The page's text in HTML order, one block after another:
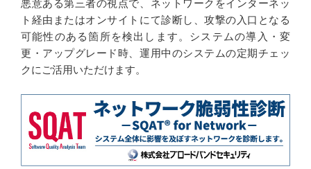
悪意ある第三者の視点で、ネットワークをインターネッ
ト経由またはオンサイトにて診断し、攻撃の入口となる
可能性のある箇所を検出します。システムの導入・変
更・アップグレード時、運用中のシステムの定期チェッ
クにご活用いただけます。